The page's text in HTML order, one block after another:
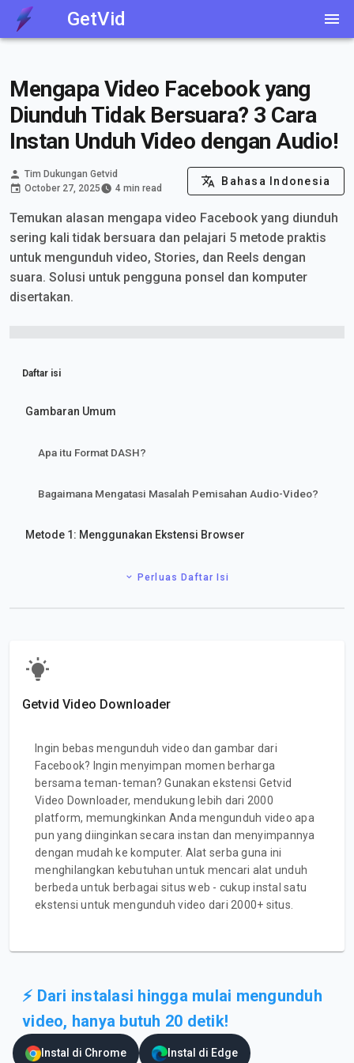
GetVid
Mengapa Video Facebook yang
Diunduh Tidak Bersuara? 3 Cara
Instan Unduh Video dengan Audio!
Tim Dukungan Getvid
October 27, 2025
4 min read
Bahasa Indonesia
Temukan alasan mengapa video Facebook yang diunduh
sering kali tidak bersuara dan pelajari 5 metode praktis
untuk mengunduh video, Stories, dan Reels dengan
suara. Solusi untuk pengguna ponsel dan komputer
disertakan.
Daftar isi
Gambaran Umum
Apa itu Format DASH?
Bagaimana Mengatasi Masalah Pemisahan Audio-Video?
Metode 1: Menggunakan Ekstensi Browser
Perluas Daftar Isi
Getvid Video Downloader
Ingin bebas mengunduh video dan gambar dari
Facebook? Ingin menyimpan momen berharga
bersama teman-teman? Gunakan ekstensi Getvid
Video Downloader, mendukung lebih dari 2000
platform, memungkinkan Anda mengunduh video apa
pun yang diinginkan secara instan dan menyimpannya
dengan mudah ke komputer. Alat serba guna ini
menghilangkan kebutuhan untuk mencari alat unduh
berbeda untuk berbagai situs web - cukup instal satu
ekstensi untuk mengunduh video dari 2000+ situs.
⚡ Dari instalasi hingga mulai mengunduh
video, hanya butuh 20 detik!
Instal di Chrome Instal di Edge